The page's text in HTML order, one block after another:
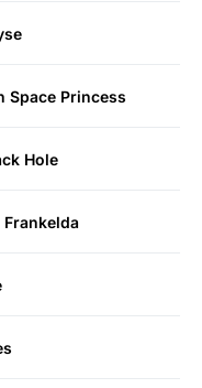
Space Princess
Hole